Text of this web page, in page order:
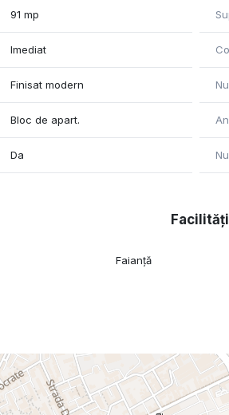
91 mp
Imediat
Finisat modern
Bloc de apart.
Da
Facilități
Faianță